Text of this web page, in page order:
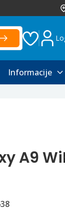
Informacije
A9